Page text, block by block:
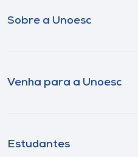
Sobre a Unoesc
Venha para a Unoesc
Estudantes